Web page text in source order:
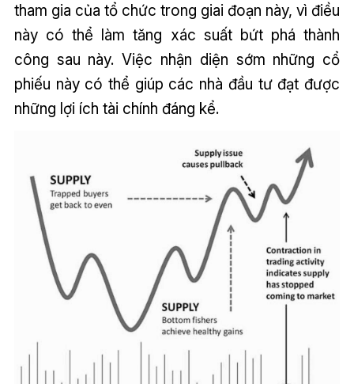
tham gia của tổ chức trong giai đoạn này, vì điều
này có thể làm tăng xác suất bứt phá thành
công sau này. Việc nhận diện sớm những cổ
phiếu này có thể giúp các nhà đầu tư đạt được
những lợi ích tài chính đáng kể.